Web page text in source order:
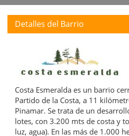
Detalles del Barrio
Costa Esmeralda es un barrio
Partido de la Costa, a 11
Pinamar. Se trata de un
lotes, con 3.200 mts de costa y
luz, agua). En las más de 1.000